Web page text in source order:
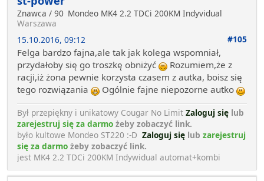
Znawca / 90 Mondeo MK4 2.2 TDCi 200KM Indyvidual
Warszawa
15.10.2016, 09:12
#105
Felga bardzo fajna,ale tak jak kolega wspomniał,
przydałoby się go troszkę obniżyć
Rozumiem,że z
racji,iż żona pewnie korzysta czasem z autka, boisz się
tego rozwiązania
Ogólnie fajne niepozorne autko
Był przepiękny i unikatowy Cougar No Limit Zaloguj się lub
zarejestruj się za darmo żeby zobaczyć link.
było kultowe Mondeo ST220 :-D Zaloguj się lub zarejestruj
się za darmo żeby zobaczyć link.
jest MK4 2.2 TDCi 200KM Indywidual automat+kombi